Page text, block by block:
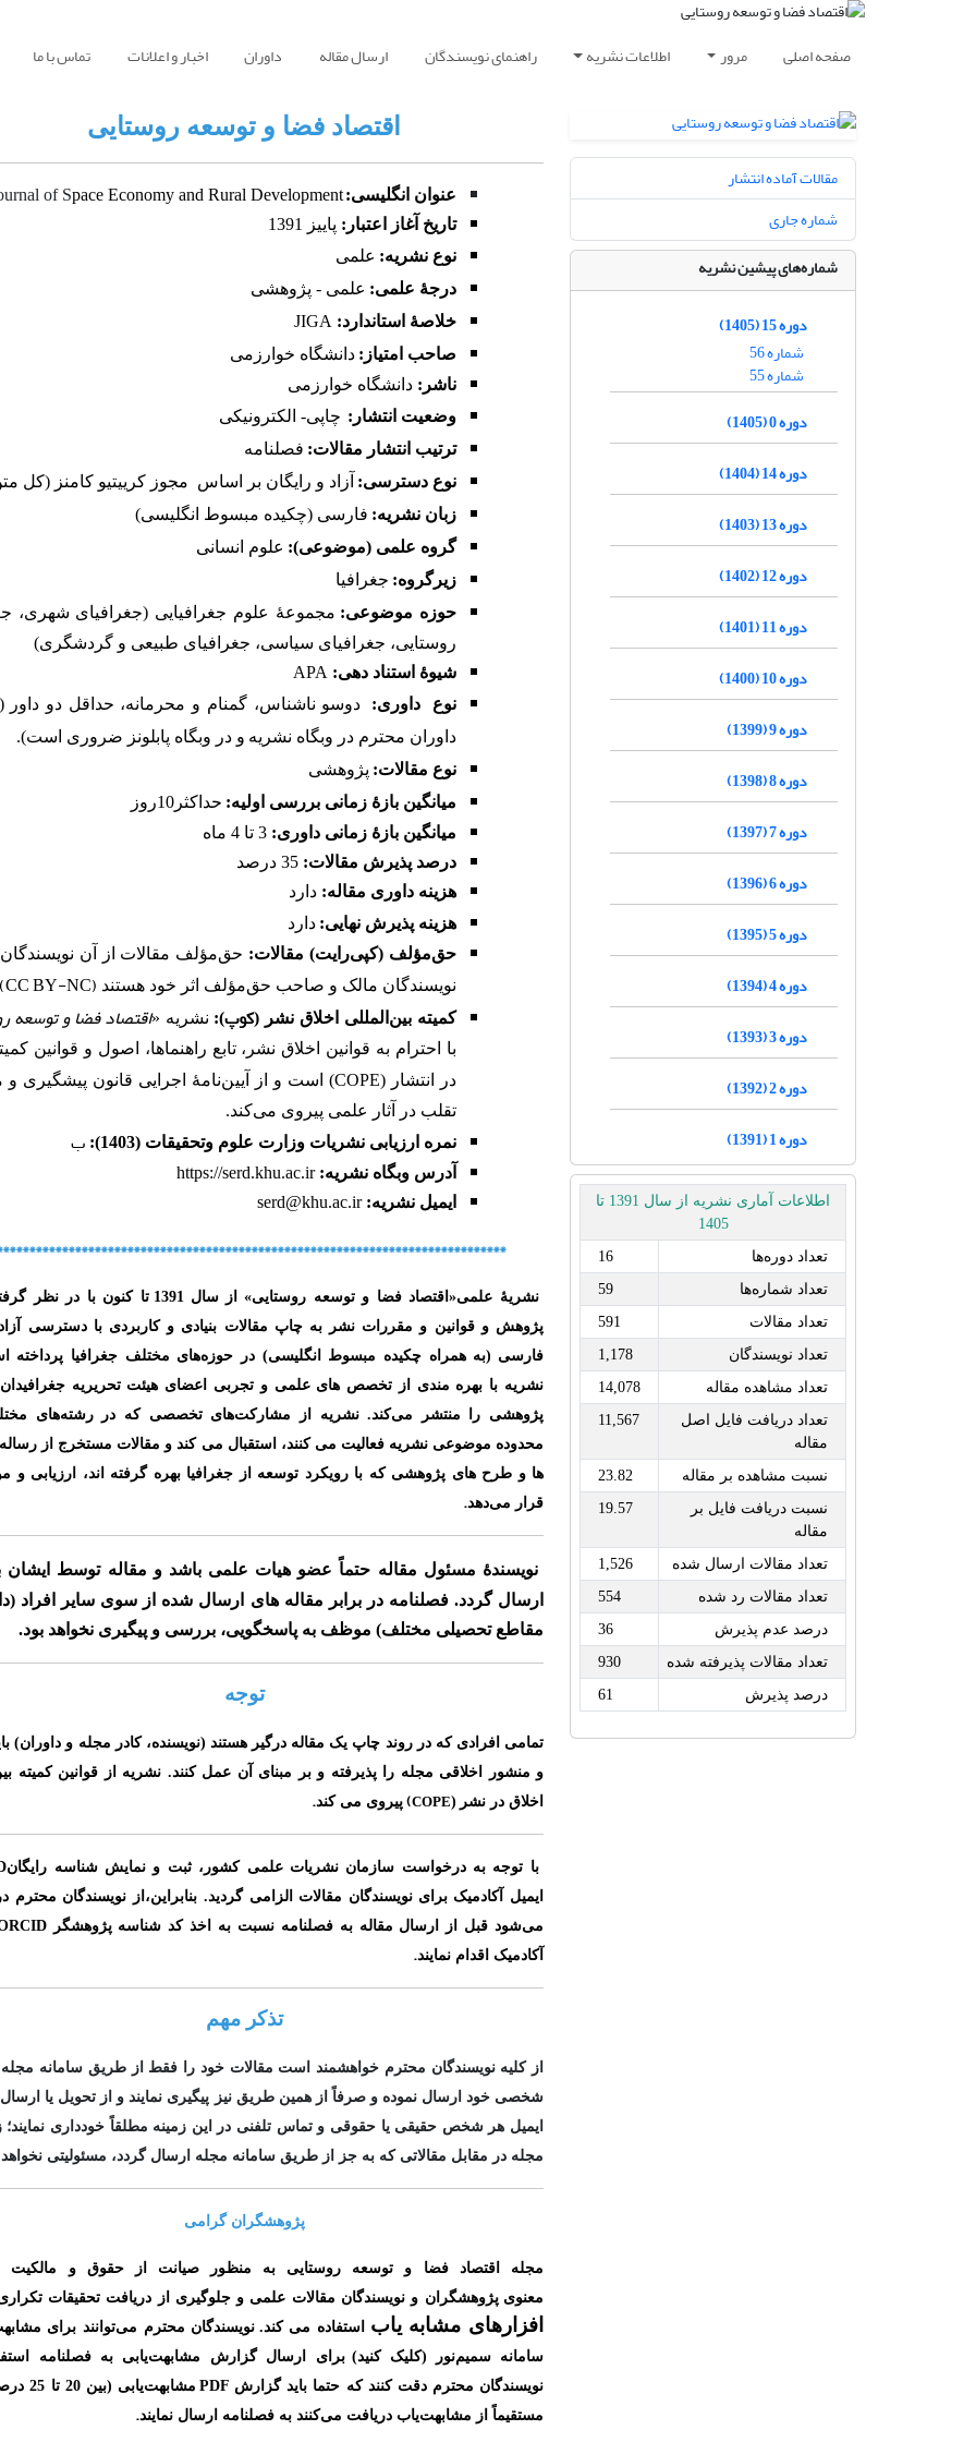
صفحه اصلی مرور اطلاعات نشریه راهنمای نویسندگان ارسال مقاله داوران اخبار و اعلانات تماس با ما
مقالات آماده انتشار
شماره جاری
شماره‌های پیشین نشریه
دوره 15 (1405)
شماره 56
شماره 55
دوره 0 (1405)
دوره 14 (1404)
دوره 13 (1403)
دوره 12 (1402)
دوره 11 (1401)
دوره 10 (1400)
دوره 9 (1399)
دوره 8 (1398)
دوره 7 (1397)
دوره 6 (1396)
دوره 5 (1395)
دوره 4 (1394)
دوره 3 (1393)
دوره 2 (1392)
دوره 1 (1391)
اطلاعات آماری نشریه از سال 1391 تا
1405
تعداد دوره‌ها
16
تعداد شماره‌ها
59
تعداد مقالات
591
تعداد نویسندگان
1,178
تعداد مشاهده مقاله
14,078
تعداد دریافت فایل اصل
مقاله
11,567
نسبت مشاهده بر مقاله
23.82
نسبت دریافت فایل بر
مقاله
19.57
تعداد مقالات ارسال شده
1,526
تعداد مقالات رد شده
554
درصد عدم پذیرش
36
تعداد مقالات پذیرفته شده
930
درصد پذیرش
61
اقتصاد فضا و توسعه روستایی
عنوان انگلیسی: of Space Economy and Rural Development
تاریخ آغاز اعتبار: پاییز 1391
نوع نشریه: علمی
درجۀ علمی: علمی - پژوهشی
خلاصۀ استاندارد: JIGA
صاحب امتیاز: دانشگاه خوارزمی
ناشر: دانشگاه خوارزمی
وضعیت انتشار: چاپی- الکترونیکی
ترتیب انتشار مقالات: فصلنامه
نوع دسترسی: آزاد و رایگان بر اساس مجوز کرییتیو کامنز (کل
زبان نشریه: فارسی (چکیده مبسوط انگلیسی)
گروه علمی (موضوعی): علوم انسانی
زیرگروه: جغرافیا
حوزه موضوعی: مجموعۀ علوم جغرافیایی (جغرافیای شهری،
روستایی، جغرافیای سیاسی، جغرافیای طبیعی و گردشگری)
شیوۀ استناد دهی: APA
نوع
داوری:
دوسو ناشناس، گمنام و محرمانه، حداقل دو داور
داوران محترم در وبگاه نشریه و در وبگاه پابلونز ضروری است).
نوع مقالات: پژوهشی
میانگین بازۀ زمانی بررسی اولیه: حداکثر10روز
میانگین بازۀ زمانی داوری: 3 تا 4 ماه
درصد پذیرش مقالات: 35 درصد
هزینه داوری مقاله: دارد
هزینه پذیرش نهایی: دارد
حق‌مؤلف (کپی‌رایت) مقالات: حق‌مؤلف مقالات از آن
نویسندگان مالک و صاحب حق‌مؤلف اثر خود هستند (
CC BY-NC
کمیته بین‌المللی اخلاق نشر (کوپ): نشریه «اقتصاد فضا و توسعه
با احترام به قوانین اخلاق نشر، تابع راهنماها، اصول و قوانین
در انتشار (COPE) است و از آیین‌نامۀ اجرایی قانون پیشگیری و
تقلب در آثار علمی پیروی می‌کند.
نمره ارزیابی نشریات وزارت علوم وتحقیقات (1403):
ب
آدرس وبگاه نشریه:
https://serd.khu.ac.ir
ایمیل نشریه:serd@khu.ac.ir
نشریۀ علمی«اقتصاد فضا و توسعه روستایی»از سال 1391 تا کنون با در نظر
پژوهش و قوانین و مقررات نشر به چاپ مقالات بنیادی و کاربردی با دسترسی
فارسی (به همراه چکیده مبسوط انگلیسی) در حوزه‌های مختلف جغرافیا پرداخته
نشریه با بهره مندی از تخصص های علمی و تجربی اعضای هیئت تحریریه
پژوهشی را منتشر می‌کند. نشریه از مشارکت‌های تخصصی که در رشته‌های
محدوده موضوعی نشریه فعالیت می کنند، استقبال می کند و مقالات مستخرج از رساله
ها و طرح های پژوهشی که با رویکرد توسعه از جغرافیا بهره گرفته اند، ارزیابی و
قرار می‌دهد.
نویسندۀ مسئول مقاله حتماً عضو هیات علمی باشد و مقاله توسط ایشان
ارسال گردد. فصلنامه در برابر مقاله های ارسال شده از سوی سایر افراد
مقاطع تحصیلی مختلف) موظف به پاسخگویی، بررسی و پیگیری نخواهد بود.
توجه
تمامی افرادی که در روند چاپ یک مقاله درگیر هستند (نویسنده، کادر مجله و داوران)
و منشور اخلاقی مجله را پذیرفته و بر مبنای آن عمل کنند. نشریه از قوانین کمیته
اخلاق در نشر (
(COPE پیروی می کند.
با توجه به درخواست سازمان نشریات علمی کشور، ثبت و نمایش شناسه رایگان
ایمیل آکادمیک برای نویسندگان مقالات الزامی گردید. بنابراین،از نویسندگان
می‌شود قبل از ارسال مقاله به فصلنامه نسبت به اخذ کد شناسه پژوهشگر
آکادمیک اقدام نمایند.
تذکر مهم
از کلیه نویسندگان محترم خواهشمند است مقالات خود را فقط از طریق سامانه
شخصی خود ارسال نموده و صرفاً از همین طریق نیز پیگیری نمایند و از تحویل یا ارسال
ایمیل هر شخص حقیقی یا حقوقی و تماس تلفنی در این زمینه مطلقاً خودداری نمایند؛
مجله در مقابل مقالاتی که به جز از طریق سامانه مجله ارسال گردد، مسئولیتی
پژوهشگران گرامی
مجله اقتصاد فضا و توسعه روستایی به منظور صیانت از حقوق و
معنوی پژوهشگران و نویسندگان مقالات علمی و جلوگیری از دریافت تحقیقات
افزارهای مشابه یاب استفاده می کند. نویسندگان محترم می‌توانند برای
سامانه سمیم‌نور
(کلیک کنید) برای ارسال گزارش مشابهت‌یابی به فصلنامه
نویسندگان محترم دقت کنند که حتما باید گزارش PDF مشابهت‌یابی (بین 20 تا 25 درصد
مستقیماً از مشابهت‌یاب دریافت می‌‌کنند به فصلنامه ارسال نمایند.